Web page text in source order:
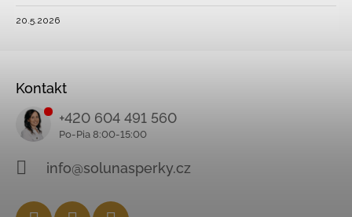
20.5.2026
Kontakt
+420 604 491 560
info@solunasperky.cz